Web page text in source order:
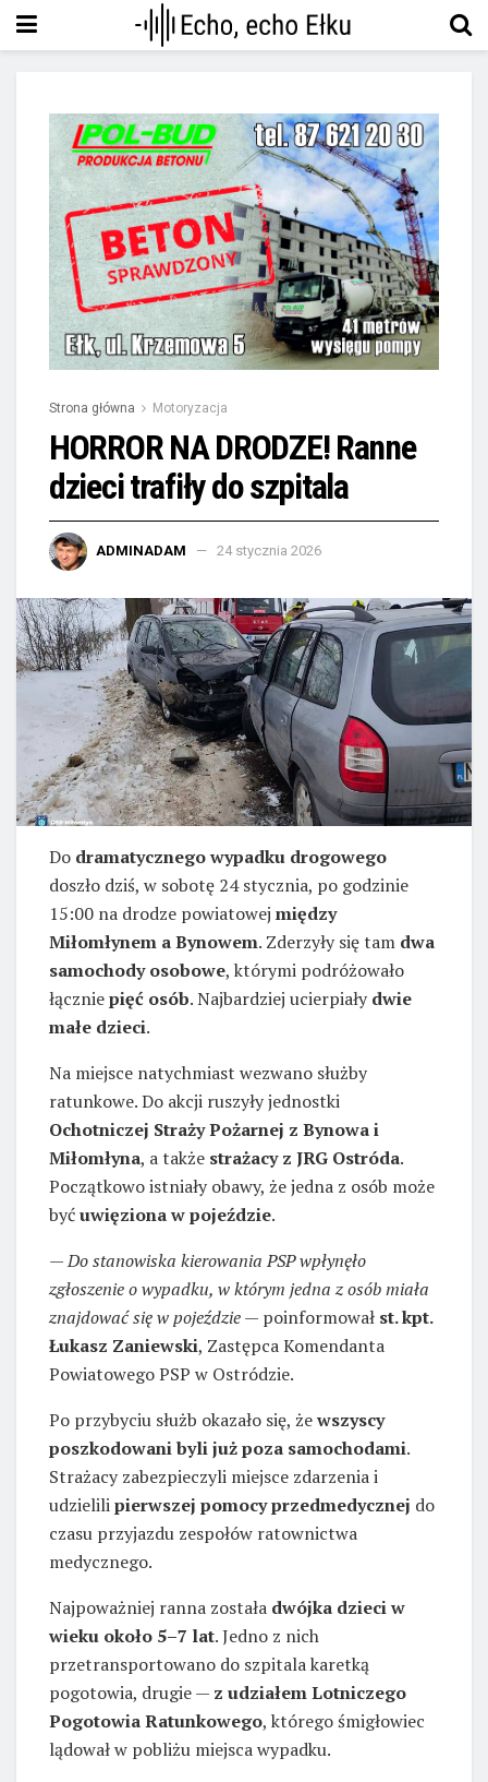
Strona główna Motoryzacja
HORROR NA DRODZE! Ranne
dzieci trafiły do szpitala
ADMINADAM 24 stycznia 2026
Do dramatycznego wypadku drogowego
doszło dziś, w sobotę 24 stycznia, po godzinie
15:00 na drodze powiatowej między
Miłomłynem a Bynowem. Zderzyły się tam dwa
samochody osobowe, którymi podróżowało
łączniepięć osób. Najbardziej ucierpiałydwie
małe dzieci.
Na miejsce natychmiast wezwano służby
ratunkowe. Do akcji ruszyły jednostki
Ochotniczej Straży Pożarnej z Bynowa i
Miłomłyna, a także strażacy z JRG Ostróda.
Początkowo istniały obawy, że jedna z osób może
byćuwięziona w pojeździe.
—Do stanowiska kierowania PSP wpłynęło
zgłoszenie o wypadku, w którym jedna z osób miała
znajdować się w pojeździe— poinformował st. kpt.
Łukasz Zaniewski, Zastępca Komendanta
Powiatowego PSP w Ostródzie.
Po przybyciu służb okazało się, żewszyscy
poszkodowani byli już poza samochodami.
Strażacy zabezpieczyli miejsce zdarzenia i
udzielilipierwszej pomocy przedmedycznej do
czasu przyjazdu zespołów ratownictwa
medycznego.
Najpoważniej ranna została dwójka dzieci w
wieku około 5–7 lat. Jedno z nich
przetransportowano do szpitala karetką
pogotowia, drugie — z udziałem Lotniczego
Pogotowia Ratunkowego, którego śmigłowiec
lądował w pobliżu miejsca wypadku.